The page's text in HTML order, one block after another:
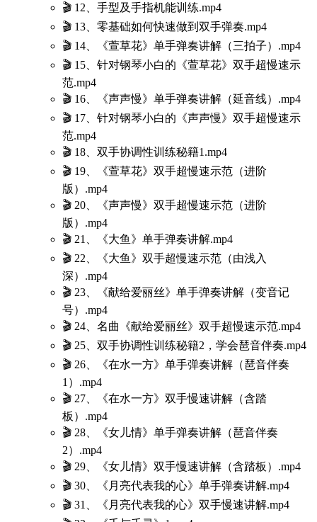
🎬 12、手型及手指机能训练.mp4
🎬 13、零基础如何快速做到双手弹奏.mp4
🎬 14、《萱草花》单手弹奏讲解（三拍子）.mp4
🎬 15、针对钢琴小白的《萱草花》双手超慢速示
范.mp4
🎬 16、《声声慢》单手弹奏讲解（延音线）.mp4
🎬 17、针对钢琴小白的《声声慢》双手超慢速示
范.mp4
🎬 18、双手协调性训练秘籍1.mp4
🎬 19、《萱草花》双手超慢速示范（进阶
版）.mp4
🎬 20、《声声慢》双手超慢速示范（进阶
版）.mp4
🎬 21、《大鱼》单手弹奏讲解.mp4
🎬 22、《大鱼》双手超慢速示范（由浅入
深）.mp4
🎬 23、《献给爱丽丝》单手弹奏讲解（变音记
号）.mp4
🎬 24、名曲《献给爱丽丝》双手超慢速示范.mp4
🎬 25、双手协调性训练秘籍2，学会琶音伴奏.mp4
🎬 26、《在水一方》单手弹奏讲解（琶音伴奏
1）.mp4
🎬 27、《在水一方》双手慢速讲解（含踏
板）.mp4
🎬 28、《女儿情》单手弹奏讲解（琶音伴奏
2）.mp4
🎬 29、《女儿情》双手慢速讲解（含踏板）.mp4
🎬 30、《月亮代表我的心》单手弹奏讲解.mp4
🎬 31、《月亮代表我的心》双手慢速讲解.mp4